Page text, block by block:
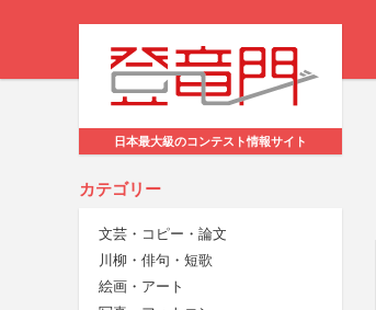
日本最大級のコンテスト情報サイト
カテゴリー
文芸・コピー・論文
川柳・俳句・短歌
絵画・アート